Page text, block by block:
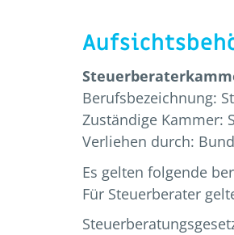
Berufsbezeichnung:
Zuständige Kammer:
Verliehen durch:
Es gelten folgende
Für Steuerberater